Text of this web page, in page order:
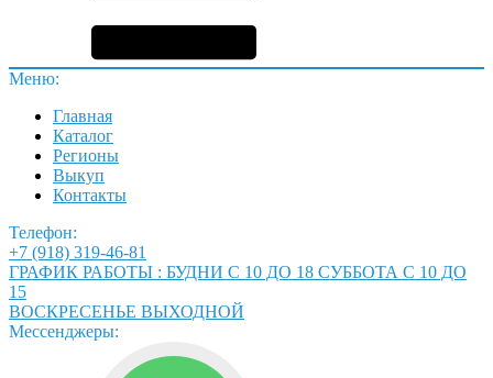
Меню:
Главная
Каталог
Регионы
Выкуп
Контакты
Телефон:
+7 (918) 319-46-81
ГРАФИК РАБОТЫ : БУДНИ С 10 ДО 18 СУББОТА С 10 ДО
15
ВОСКРЕСЕНЬЕ ВЫХОДНОЙ
Мессенджеры: